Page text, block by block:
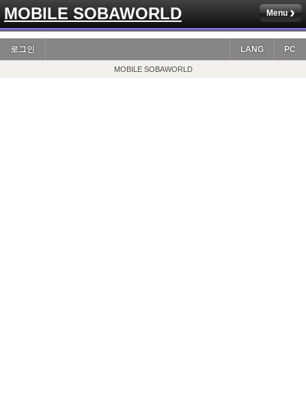
MOBILE SOBAWORLD Menu
로그인 PC
LANG
MOBILE SOBAWORLD